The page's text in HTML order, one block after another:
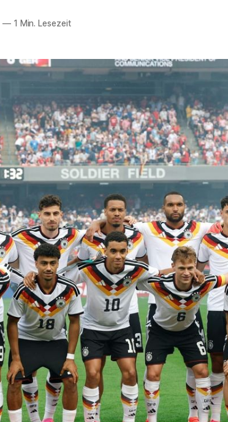
—1 Min. Lesezeit